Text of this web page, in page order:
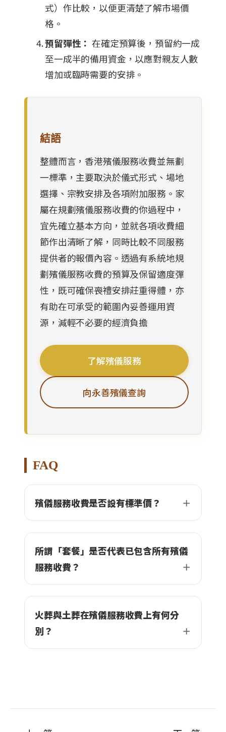
式）作比較，以便更清楚了解市場價
格。
預留彈性： 在確定預算後，預留約一成
至一成半的備用資金，以應對親友人數
增加或臨時需要的安排。
結語
整體而言，香港殯儀服務收費並無劃
一標準，主要取決於儀式形式、場地
選擇、宗教安排及各項附加服務。家
屬在規劃殯儀服務收費的你過程中，
宜先確立基本方向，並就各項收費細
節作出清晰了解，同時比較不同服務
提供者的報價內容。透過有系統地規
劃殯儀服務收費的預算及保留適度彈
性，既可確保喪禮安排莊重得體，亦
有助在可承受的範圍內妥善運用資
源，減輕不必要的經濟負擔
了解殯儀服務
向永善殯儀查詢
FAQ
殯儀服務收費是否設有標準價？
所謂「套餐」是否代表已包含所有殯儀
服務收費？
火葬與土葬在殯儀服務收費上有何分
別？